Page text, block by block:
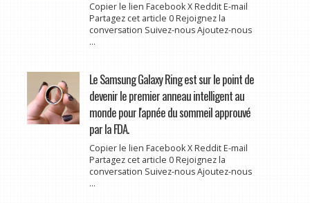
Copier le lien Facebook X Reddit E-mail
Partagez cet article 0 Rejoignez la
conversation Suivez-nous Ajoutez-nous
...
Le Samsung Galaxy Ring est sur le point de
devenir le premier anneau intelligent au
monde pour l'apnée du sommeil approuvé
par la FDA.
Copier le lien Facebook X Reddit E-mail
Partagez cet article 0 Rejoignez la
conversation Suivez-nous Ajoutez-nous
...